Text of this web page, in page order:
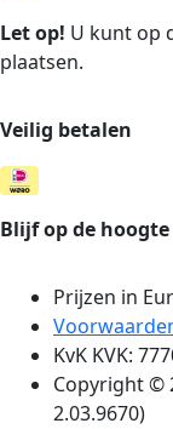
Let op! U kunt op
plaatsen.
Veilig betalen
Blijf op de hoogte
Prijzen in
KvK KVK:
Copyright ©
2.03.9670)